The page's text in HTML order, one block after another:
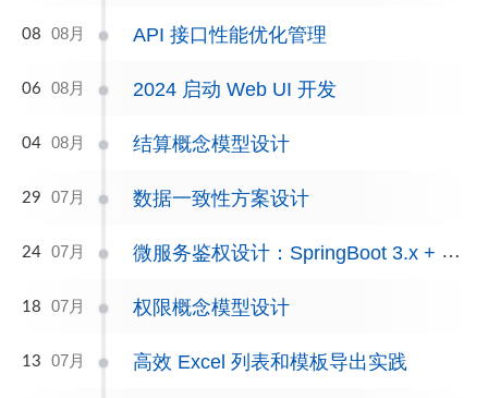
08 08月 API 接口性能优化管理
06 08月 2024 启动 Web UI 开发
04 08月 结算概念模型设计
29 07月 数据一致性方案设计
24 07月 微服务鉴权设计：SpringBoot 3.x + OAuth2
18 07月 权限概念模型设计
13 07月 高效 Excel 列表和模板导出实践